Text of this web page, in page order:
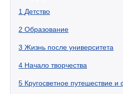
1 Детство
2 Образование
3 Жизнь после университета
4 Начало творчества
5 Кругосветное путешествие